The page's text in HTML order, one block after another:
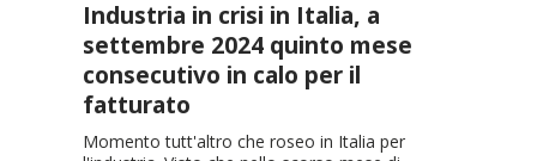
Industria in crisi in Italia, a
settembre 2024 quinto mese
consecutivo in calo per il
fatturato
Momento tutt'altro che roseo in Italia per